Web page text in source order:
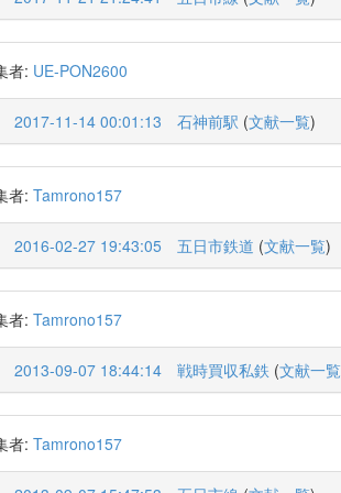
者: UE-PON2600
2017-11-14 00:01:13 石神前駅 (文献一覧)
者: Tamrono157
2016-02-27 19:43:05 五日市鉄道 (文献一覧)
者: Tamrono157
2013-09-07 18:44:14 戦時買収私鉄 (文献一覧
者: Tamrono157